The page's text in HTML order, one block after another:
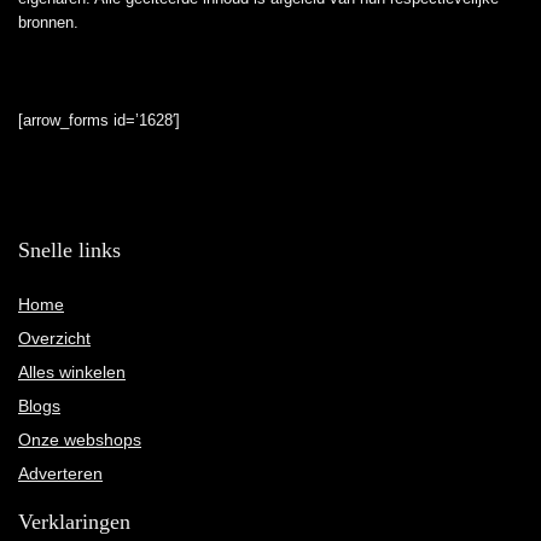
bronnen.
[arrow_forms id=’1628′]
Snelle links
Home
Overzicht
Alles winkelen
Blogs
Onze webshops
Adverteren
Verklaringen